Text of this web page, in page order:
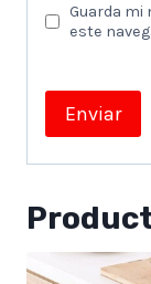
Guarda mi
este